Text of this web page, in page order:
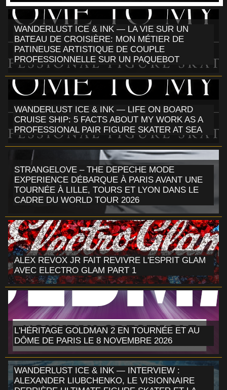
WANDERLUST ICE & INK — LA VIE SUR UN
BATEAU DE CROISIÈRE: MON MÉTIER DE
PATINEUSE ARTISTIQUE DE COUPLE
PROFESSIONNELLE SUR UN PAQUEBOT
WANDERLUST ICE & INK — LIFE ON BOARD
CRUISE SHIP: 5 FACTS ABOUT MY WORK AS A
PROFESSIONAL PAIR FIGURE SKATER AT SEA
STRANGELOVE – THE DEPECHE MODE
EXPERIENCE DÉBARQUE À PARIS AVANT UNE
TOURNÉE À LILLE, TOURS ET LYON DANS LE
CADRE DU WORLD TOUR 2026
ALEX REVOX JR FAIT REVIVRE L'ESPRIT GLAM
AVEC ELECTRO GLAM PART 1
L'HÉRITAGE GOLDMAN 2 EN TOURNÉE ET AU
DÔME DE PARIS LE 8 NOVEMBRE 2026
WANDERLUST ICE & INK — INTERVIEW :
ALEXANDER LIUBCHENKO, LE VISIONNAIRE